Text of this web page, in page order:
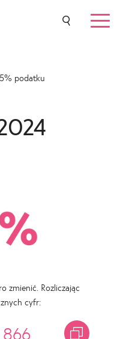
podatku
zmienić. Rozliczając
cyfr: